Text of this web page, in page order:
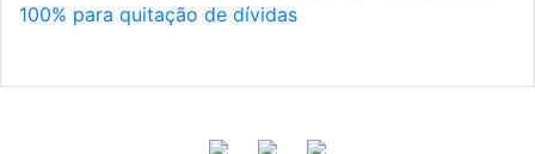
100% para quitação de dívidas